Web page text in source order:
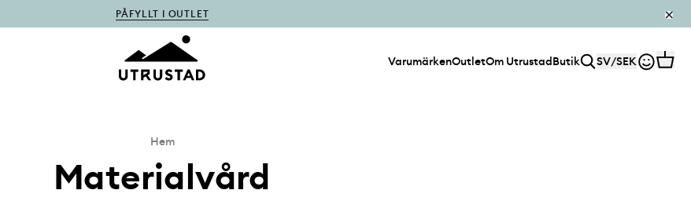
PÅFYLLT I OUTLET
VarumärkenOutletOm UtrustadButik SV/SEK
Hem
Materialvård